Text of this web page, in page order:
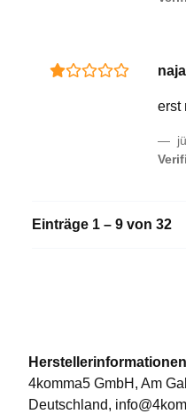
naja
erst
Einträge 1 – 9 von 32
4komma5 GmbH, Am
Deutschland,